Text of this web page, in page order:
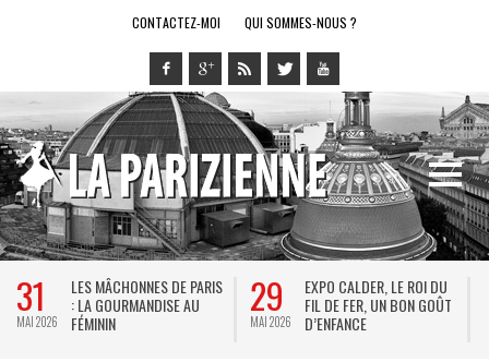
CONTACTEZ-MOI QUI SOMMES-NOUS ?
31
MAI 2026
LES MÂCHONNES DE PARIS
: LA GOURMANDISE AU
FÉMININ
29
MAI 2026
EXPO CALDER, LE ROI DU
FIL DE FER, UN BON GOÛT
D’ENFANCE